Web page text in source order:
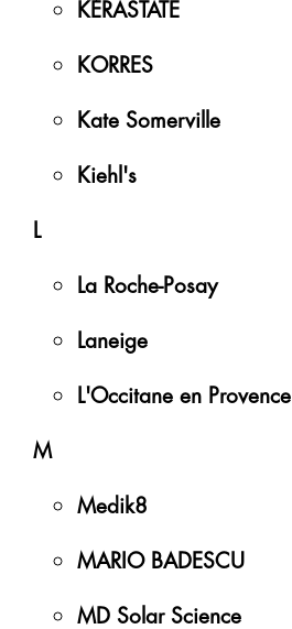
KÉRASTATE
KORRES
Kate Somerville
Kiehl's
L
La Roche-Posay
Laneige
L'Occitane en Provence
M
Medik8
MARIO BADESCU
MD Solar Science